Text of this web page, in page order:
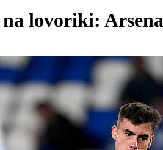
lovoriki: